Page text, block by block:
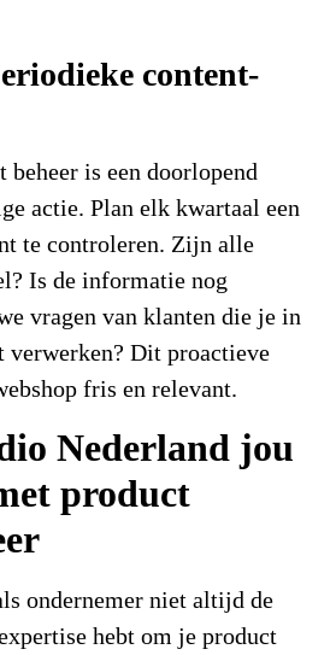
content-
beheer is een doorlopend
actie. Plan elk kwartaal een
te controleren. Zijn alle
Is de informatie nog
vragen van klanten die je in
Dit proactieve
fris en relevant.
Nederland jou
product
ondernemer niet altijd de
hebt om je product